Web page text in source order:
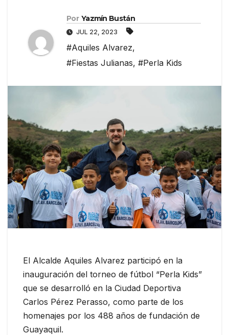
Por Yazmín Bustán
JUL 22, 2023
#Aquiles Alvarez,
#Fiestas Julianas, #Perla Kids
El Alcalde Aquiles Alvarez participó en la
inauguración del torneo de fútbol “Perla Kids”
que se desarrolló en la Ciudad Deportiva
Carlos Pérez Perasso, como parte de los
homenajes por los 488 años de fundación de
Guayaquil.